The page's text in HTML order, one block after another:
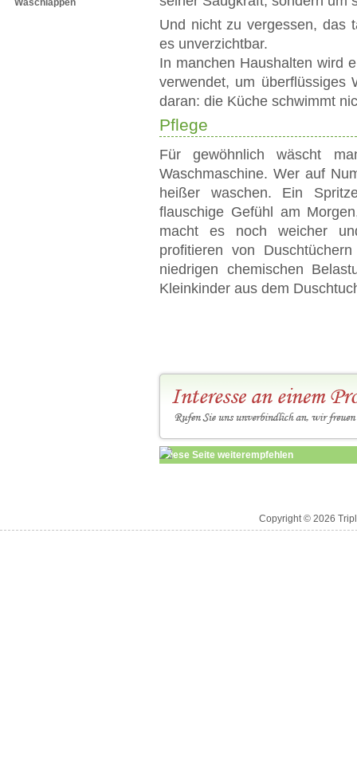
Waschlappen
Und nicht zu vergessen, das
es unverzichtbar.
In manchen Haushalten wird
verwendet, um überflüssiges
daran: die Küche schwimmt
Pflege
Für gewöhnlich wäscht
Waschmaschine. Wer auf
heißer waschen. Ein
flauschige Gefühl am
macht es noch weicher
profitieren von
niedrigen chemischen
Kleinkinder aus dem
Diese Seite weiterempfehlen
Copyright © 2026